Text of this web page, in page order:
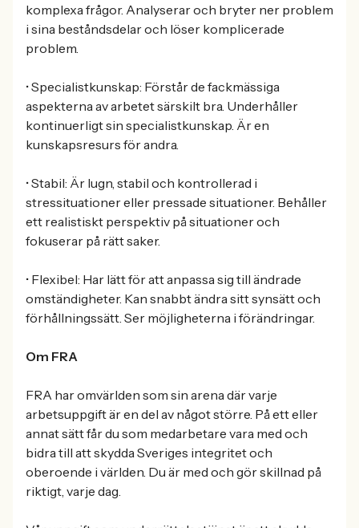
komplexa frågor. Analyserar och bryter ner problem
i sina beståndsdelar och löser komplicerade
problem.
• Specialistkunskap: Förstår de fackmässiga
aspekterna av arbetet särskilt bra. Underhåller
kontinuerligt sin specialistkunskap. Är en
kunskapsresurs för andra.
• Stabil: Är lugn, stabil och kontrollerad i
stressituationer eller pressade situationer. Behåller
ett realistiskt perspektiv på situationer och
fokuserar på rätt saker.
• Flexibel: Har lätt för att anpassa sig till ändrade
omständigheter. Kan snabbt ändra sitt synsätt och
förhållningssätt. Ser möjligheterna i förändringar.
Om FRA
FRA har omvärlden som sin arena där varje
arbetsuppgift är en del av något större. På ett eller
annat sätt får du som medarbetare vara med och
bidra till att skydda Sveriges integritet och
oberoende i världen. Du är med och gör skillnad på
riktigt, varje dag.